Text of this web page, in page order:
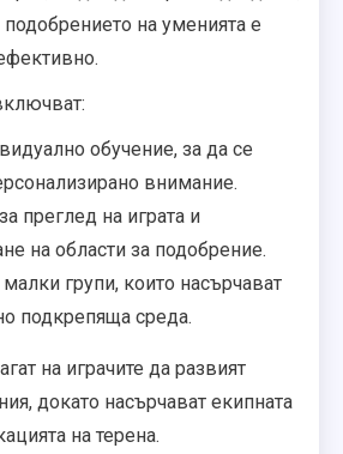
подобрението на уменията е
обучение, за да се
внимание.
преглед на играта и
на области за подобрение.
групи, които насърчават
подкрепяща среда.
на играчите да развият
докато насърчават екипната
на терена.